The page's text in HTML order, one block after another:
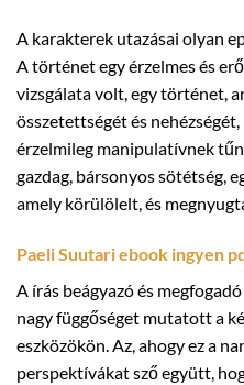
A karakterek utazásai olyan
A történet egy érzelmes és
vizsgálata volt, egy történet,
összetettségét és
érzelmileg manipulatívnek
gazdag, bársonyos sötétség,
amely körülölelt, és
Paeli Suutari ebook ingyen
A írás beágyazó és
nagy függőséget mutatott a
eszközökön. Az, ahogy ez a
perspektívákat sző együtt,